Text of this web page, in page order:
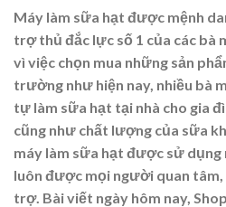
Máy làm sữa hạt được mệnh
trợ thủ đắc lực số 1 của các bà
vì việc chọn mua những sản
trường như hiện nay, nhiều bà
tự làm sữa hạt tại nhà cho gia
cũng như chất lượng của sữa
máy làm sữa hạt được sử dụng
luôn được mọi người quan tâm,
trợ. Bài viết ngày hôm nay,